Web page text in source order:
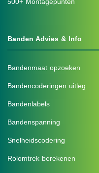
Banden Advies & Info
Bandenmaat opzoeken
Bandencoderingen uitleg
Bandenlabels
Bandenspanning
Snelheidscodering
Rolomtrek berekenen